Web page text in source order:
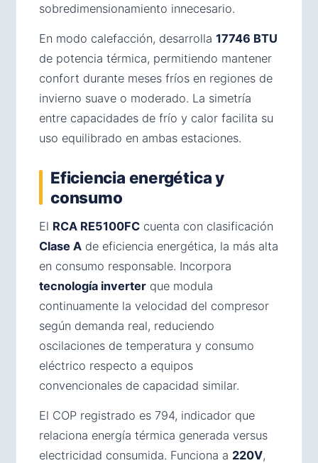
sobredimensionamiento innecesario.
En modo calefacción, desarrolla 17746 BTU
de potencia térmica, permitiendo mantener
confort durante meses fríos en regiones de
invierno suave o moderado. La simetría
entre capacidades de frío y calor facilita su
uso equilibrado en ambas estaciones.
Eficiencia energética y
consumo
El RCA RE5100FC cuenta con clasificación
Clase A de eficiencia energética, la más alta
en consumo responsable. Incorpora
tecnología inverter que modula
continuamente la velocidad del compresor
según demanda real, reduciendo
oscilaciones de temperatura y consumo
eléctrico respecto a equipos
convencionales de capacidad similar.
El COP registrado es 794, indicador que
relaciona energía térmica generada versus
electricidad consumida. Funciona a 220V,